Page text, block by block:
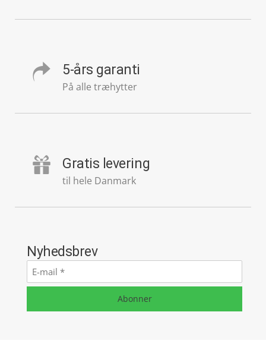
5-års garanti
På alle træhytter
Gratis levering
til hele Danmark
Nyhedsbrev
E-
mail*
Abonner